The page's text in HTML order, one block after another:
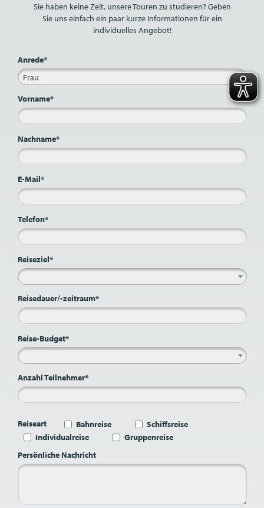
Sie haben keine Zeit, unsere Touren zu studieren? Geben
Sie uns einfach ein paar kurze Informationen für ein
individuelles Angebot!
Anrede*
Frau
Vorname*
Nachname*
E-Mail*
Telefon*
Reiseziel*
Reisedauer/-zeitraum*
Reise-Budget*
Anzahl Teilnehmer*
Reiseart Bahnreise
Schiffsreise
Individualreise
Gruppenreise
Persönliche Nachricht